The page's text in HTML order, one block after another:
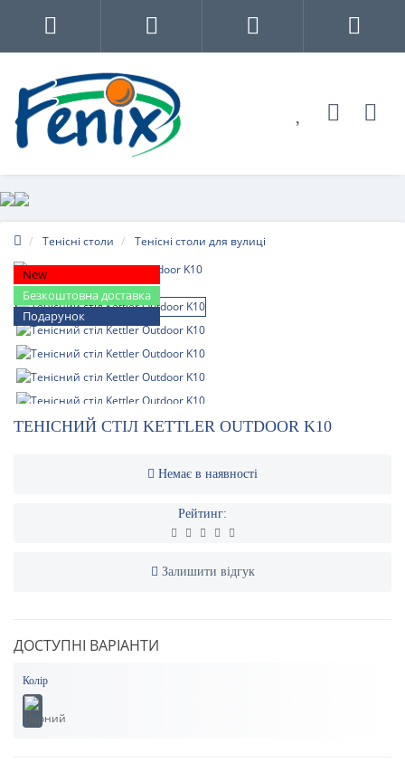
Тенісні столи Тенісні столи для вулиці
New
Безкоштовна доставка
Подарунок
ТЕНІСНИЙ СТІЛ KETTLER OUTDOOR K10
Немає в наявності
Рейтинг:
Залишити відгук
ДОСТУПНІ ВАРІАНТИ
Колір